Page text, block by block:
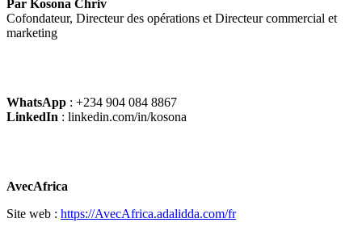
Par Kosona Chriv
Cofondateur, Directeur des opérations et Directeur commercial et
marketing
WhatsApp : +234 904 084 8867
LinkedIn : linkedin.com/in/kosona
AvecAfrica
Site web : https://AvecAfrica.adalidda.com/fr